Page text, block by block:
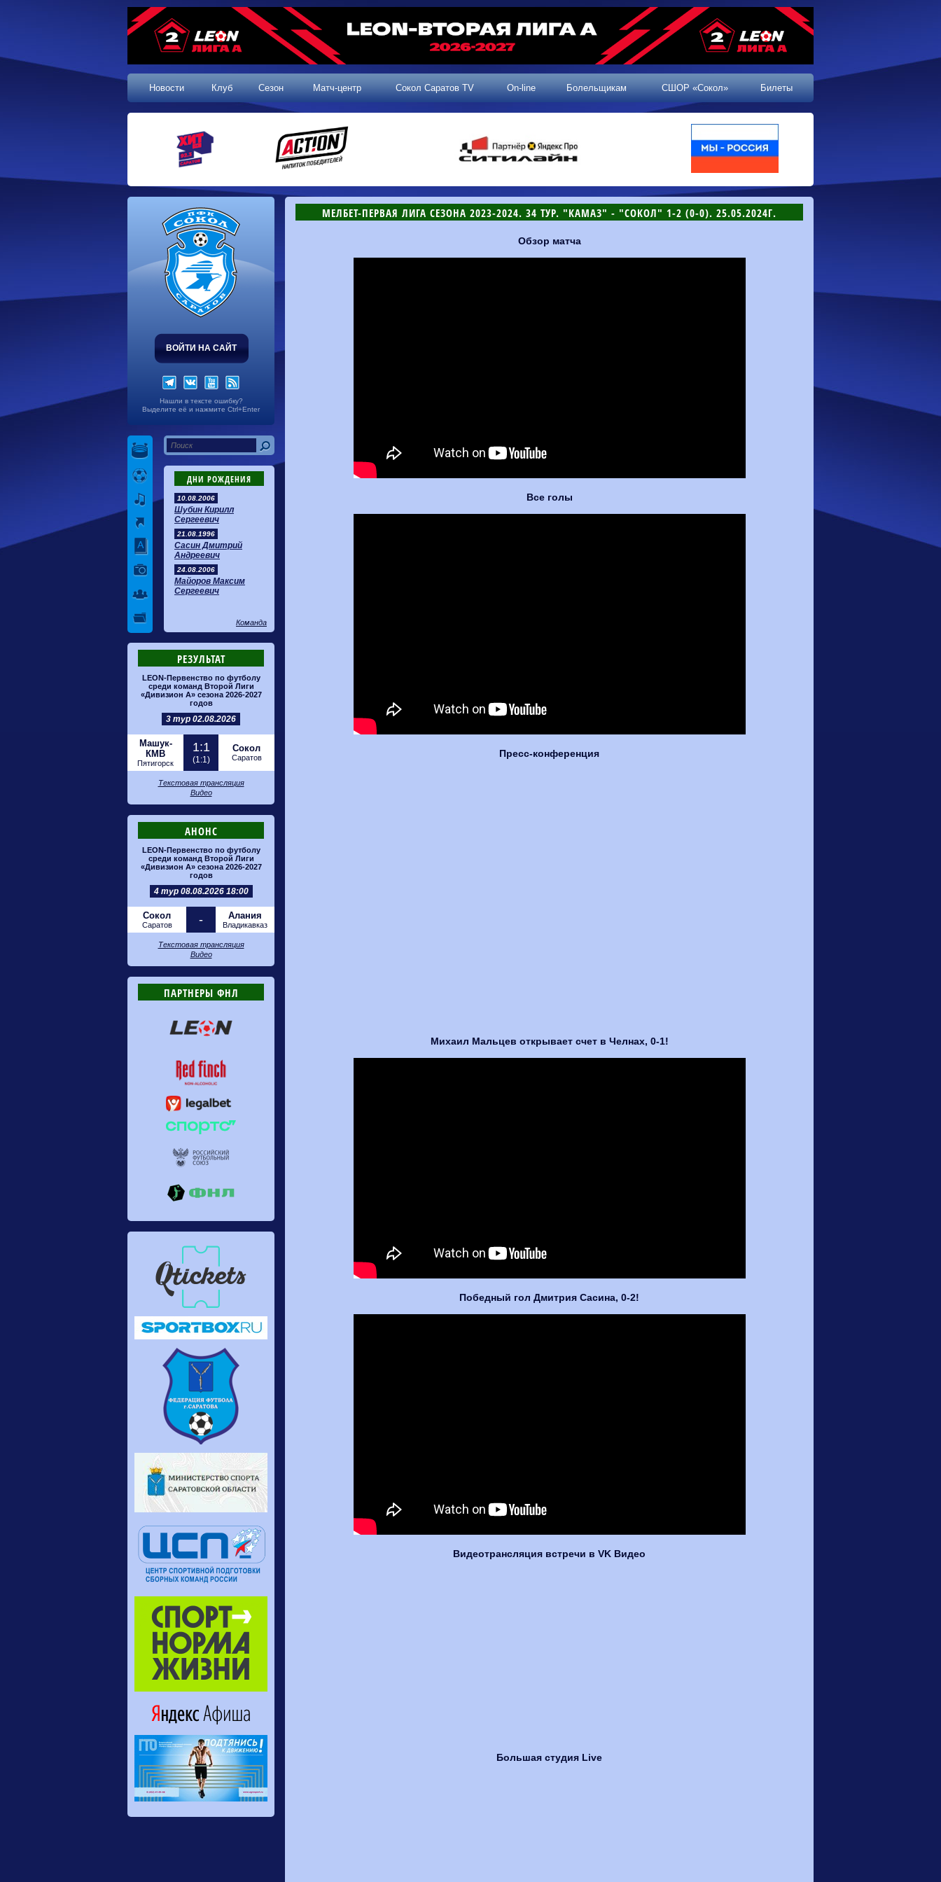
Новости Клуб Сезон Матч-центр Сокол Саратов TV On-line Болельщикам СШОР «Сокол» Билеты
ВОЙТИ НА САЙТ
Нашли в тексте ошибку?
Выделите её и нажмите Ctrl+Enter
ДНИ РОЖДЕНИЯ
10.08.2006
Шубин Кирилл
Сергеевич
21.08.1996
Сасин Дмитрий
Андреевич
24.08.2006
Майоров Максим
Сергеевич
Команда
РЕЗУЛЬТАТ
LEON-Первенство по футболу
среди команд Второй Лиги
«Дивизион А» сезона 2026-2027
годов
3 тур 02.08.2026
Машук-
КМВ
Пятигорск
1:1
(1:1)
Сокол
Саратов
Текстовая трансляция
Видео
АНОНС
LEON-Первенство по футболу
среди команд Второй Лиги
«Дивизион А» сезона 2026-2027
годов
4 тур 08.08.2026 18:00
Сокол
Саратов - Алания
Владикавказ
Текстовая трансляция
Видео
ПАРТНЕРЫ ФНЛ
МЕЛБЕТ-ПЕРВАЯ ЛИГА СЕЗОНА 2023-2024. 34 ТУР. "КАМАЗ" - "СОКОЛ" 1-2 (0-0). 25.05.2024Г.
Обзор матча
Все голы
Пресс-конференция
Михаил Мальцев открывает счет в Челнах, 0-1!
Победный гол Дмитрия Сасина, 0-2!
Видеотрансляция встречи в VK Видео
Большая студия Live